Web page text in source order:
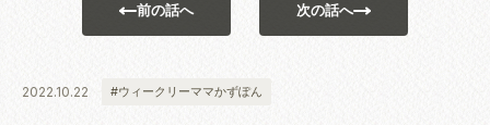
前の話へ 次の話へ
2022.10.22 #ウィークリーママかずぽん